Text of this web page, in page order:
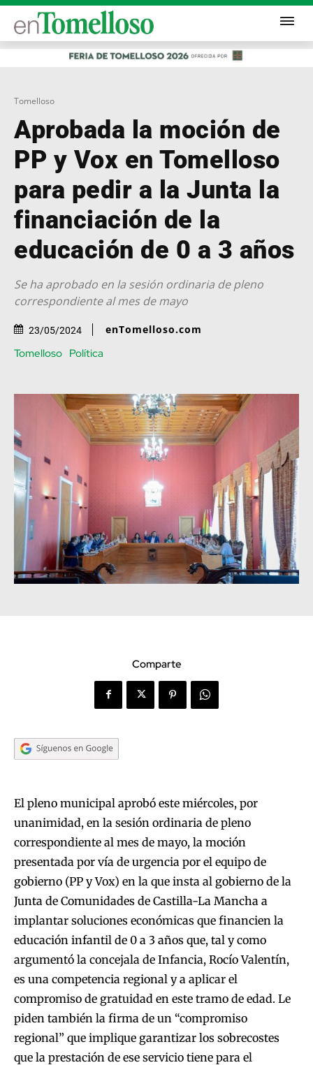
Tomelloso
Aprobada la moción de
PP y Vox en Tomelloso
para pedir a la Junta la
financiación de la
educación de 0 a 3 años
Se ha aprobado en la sesión ordinaria de pleno
correspondiente al mes de mayo
23/05/2024 enTomelloso.com
Tomelloso Política
Comparte
El pleno municipal aprobó este miércoles, por
unanimidad, en la sesión ordinaria de pleno
correspondiente al mes de mayo, la moción
presentada por vía de urgencia por el equipo de
gobierno (PP y Vox) en la que insta al gobierno de la
Junta de Comunidades de Castilla-La Mancha a
implantar soluciones económicas que financien la
educación infantil de 0 a 3 años que, tal y como
argumentó la concejala de Infancia, Rocío Valentín,
es una competencia regional y a aplicar el
compromiso de gratuidad en este tramo de edad. Le
piden también la firma de un “compromiso
regional” que implique garantizar los sobrecostes
que la prestación de ese servicio tiene para el